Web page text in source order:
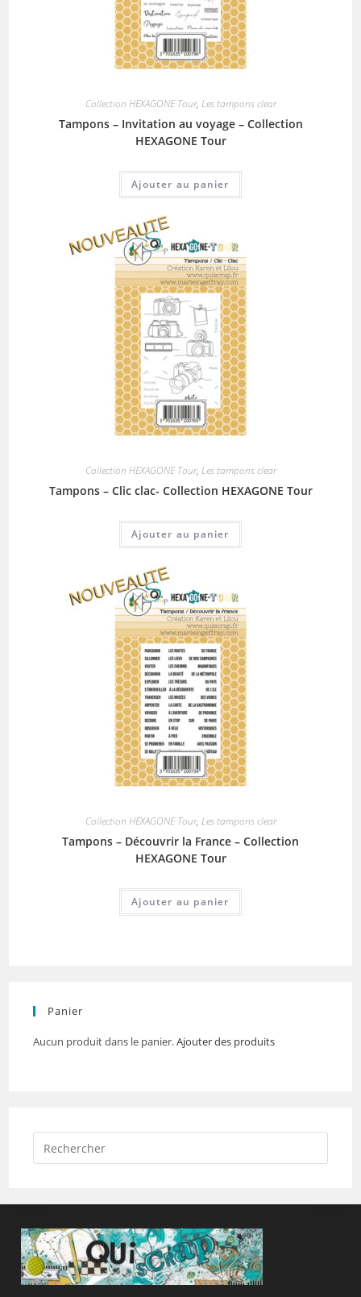
Collection HEXAGONE Tour, Les tampons clear
Tampons – Invitation au voyage – Collection
HEXAGONE Tour
Ajouter au panier
Collection HEXAGONE Tour, Les tampons clear
Tampons – Clic clac- Collection HEXAGONE Tour
Ajouter au panier
Collection HEXAGONE Tour, Les tampons clear
Tampons – Découvrir la France – Collection
HEXAGONE Tour
Ajouter au panier
Panier
Aucun produit dans le panier.Ajouter des produits